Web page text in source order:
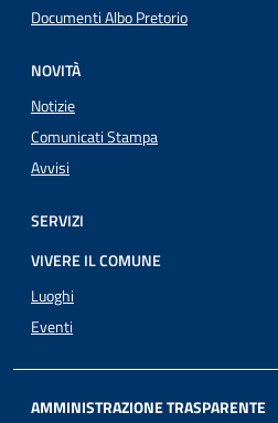
Documenti Albo Pretorio
NOVITÀ
Notizie
Comunicati Stampa
Avvisi
SERVIZI
VIVERE IL COMUNE
Luoghi
Eventi
AMMINISTRAZIONE TRASPARENTE